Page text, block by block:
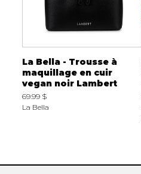
La Bella - Trousse à
maquillage en cuir
vegan noir Lambert
69.99 $
La Bella